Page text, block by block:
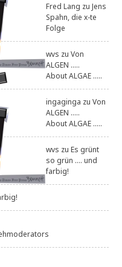
Fred Lang zuJens
Spahn, die x-te
Folge
wvs zuVon
ALGEN .....
About ALGAE .....
ingaginga zuVon
ALGEN .....
About ALGAE .....
wvs zuEs grünt
so grün .... und
farbig!